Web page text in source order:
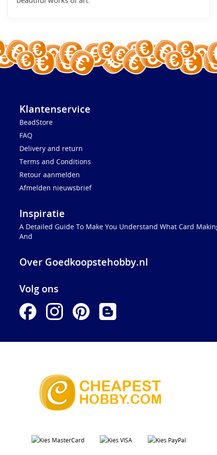
Klantenservice
BeadStore
FAQ
Delivery and return
Terms and Conditions
Retour aanmelden
Afmelden nieuwsbrief
Inspiratie
A Detailed Guide To Make You Understand What Card
And
Over Goedkoopstehobby.nl
Volg ons